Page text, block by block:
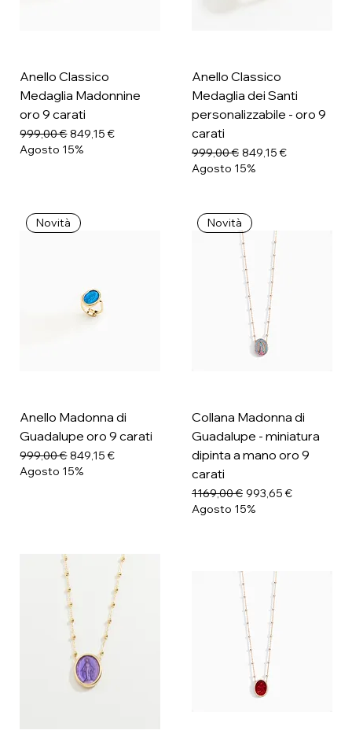
Anello Classico
Medaglia Madonnine
oro 9 carati
Prezzo regolare
999,00 €Prezzo scontato
849,15 €
Agosto 15%
Anello Classico
Medaglia dei Santi
personalizzabile - oro 9
carati
Prezzo regolare
999,00 € Prezzo scontato
849,15 €
Agosto 15%
Novità
Anello Madonna di
Guadalupe oro 9 carati
Prezzo regolare
999,00 €Prezzo scontato
849,15 €
Agosto 15%
Novità
Collana Madonna di
Guadalupe - miniatura
dipinta a mano oro 9
carati
Prezzo regolare
1169,00 € Prezzo scontato
993,65 €
Agosto 15%